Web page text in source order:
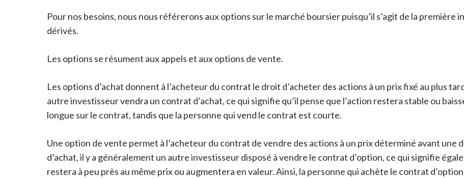
Pour nos besoins, nous nous référerons aux options sur le marché boursier puisqu’il s’agit de la
dérivés.
Les options se résument aux appels et aux options de vente.
Les options d’achat donnent à l’acheteur du contrat le droit d’acheter des actions à un prix fixé au plus
autre investisseur vendra un contrat d’achat, ce qui signifie qu’il pense que l’action restera stable ou
longue sur le contrat, tandis que la personne qui vend le contrat est courte.
Une option de vente permet à l’acheteur du contrat de vendre des actions à un prix déterminé avant une
d’achat, il y a généralement un autre investisseur disposé à vendre le contrat d’option, ce qui signifie
restera à peu près au même prix ou augmentera en valeur. Ainsi, la personne qui achète le contrat